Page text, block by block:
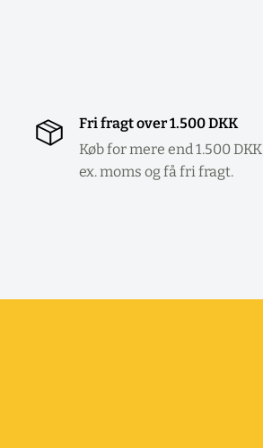
Fri fragt over 1.500 DKK
Køb for mere end 1.500 DKK
ex. moms og få fri fragt.